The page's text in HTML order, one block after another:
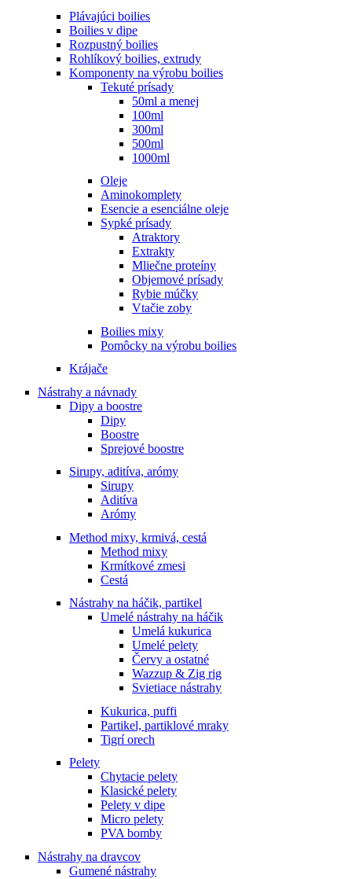
Plávajúci boilies
Boilies v dipe
Rozpustný boilies
Rohlíkový boilies, extrudy
Komponenty na výrobu boilies
Tekuté prísady
50ml a menej
100ml
300ml
500ml
1000ml
Oleje
Aminokomplety
Esencie a esenciálne oleje
Sypké prísady
Atraktory
Extrakty
Mliečne proteíny
Objemové prísady
Rybie múčky
Vtačie zoby
Boilies mixy
Pomôcky na výrobu boilies
Krájače
Nástrahy a návnady
Dipy a boostre
Dipy
Boostre
Sprejové boostre
Sirupy, aditíva, arómy
Sirupy
Aditíva
Arómy
Method mixy, krmivá, cestá
Method mixy
Krmítkové zmesi
Cestá
Nástrahy na háčik, partikel
Umelé nástrahy na háčik
Umelá kukurica
Umelé pelety
Červy a ostatné
Wazzup & Zig rig
Svietiace nástrahy
Kukurica, puffi
Partikel, partiklové mraky
Tigrí orech
Pelety
Chytacie pelety
Klasické pelety
Pelety v dipe
Micro pelety
PVA bomby
Nástrahy na dravcov
Gumené nástrahy